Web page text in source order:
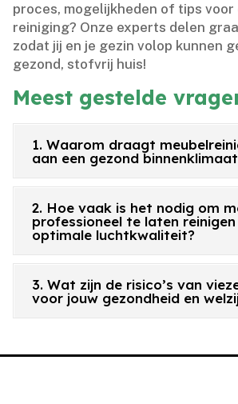
proces, mogelijkheden of tips voor
reiniging? Onze experts delen
zodat jij en je gezin volop kunnen
gezond, stofvrij huis!
Meest gestelde
1. Waarom draagt
aan een gezond
2. Hoe vaak is het nodig om
professioneel te laten
optimale luchtkwaliteit?
3. Wat zijn de risico’s van
voor jouw gezondheid en